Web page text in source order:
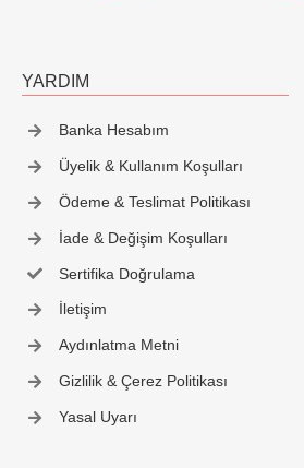
YARDIM
Banka Hesabım
Üyelik & Kullanım Koşulları
Ödeme & Teslimat Politikası
İade & Değişim Koşulları
Sertifika Doğrulama
İletişim
Aydınlatma Metni
Gizlilik & Çerez Politikası
Yasal Uyarı